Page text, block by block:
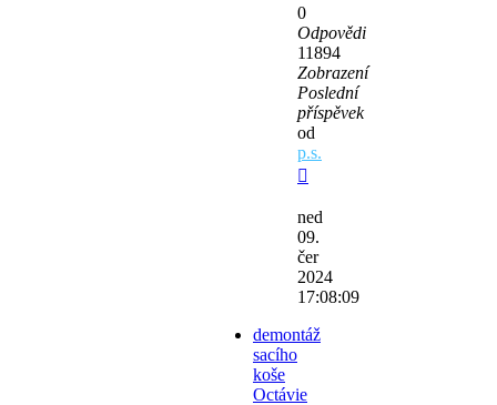
0
Odpovědi
11894
Zobrazení
Poslední
příspěvek
od
p.s.
ned
09.
čer
2024
17:08:09
demontáž
sacího
koše
Octávie